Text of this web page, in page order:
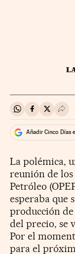
Compartir en
Compartir
Añadir Cinco Días
La polémica,
reunión de los
Petróleo
esperaba que
producción
del precio, se
Por el
para el